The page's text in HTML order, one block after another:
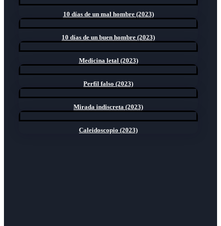
10 días de un mal hombre (2023)
10 días de un buen hombre (2023)
Medicina letal (2023)
Perfil falso (2023)
Mirada indiscreta (2023)
Caleidoscopio (2023)